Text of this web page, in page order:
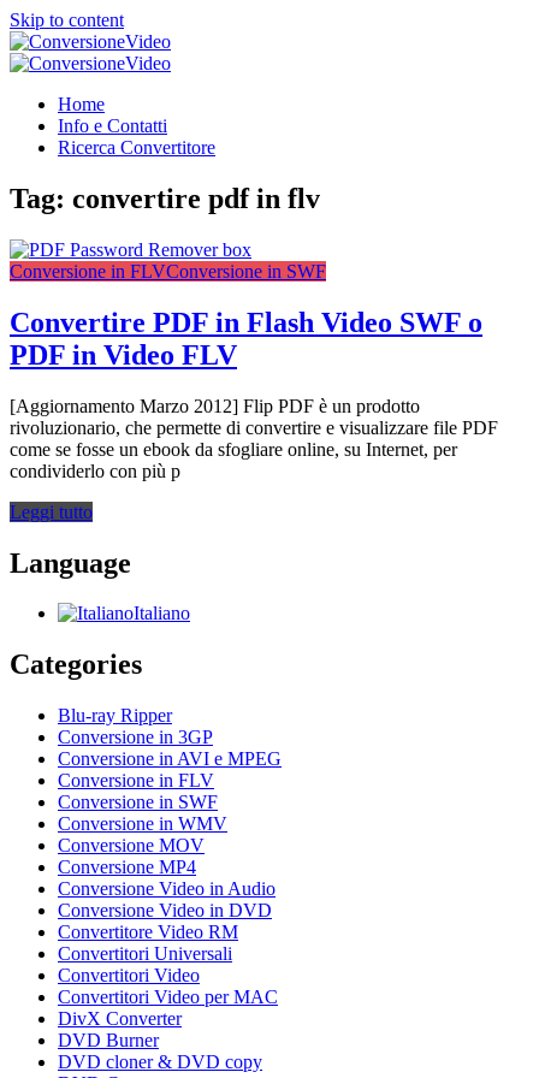
Skip to content
ConversioneVideo
Video Converter Software Offline App
Home
Info e Contatti
Ricerca Convertitore
Tag: convertire pdf in flv
Conversione in FLVConversione in SWF
Convertire PDF in Flash Video SWF o
PDF in Video FLV
[Aggiornamento Marzo 2012] Flip PDF è un prodotto
rivoluzionario, che permette di convertire e visualizzare file PDF
come se fosse un ebook da sfogliare online, su Internet, per
condividerlo con più p
Leggi tutto
Language
Italiano
Categories
Blu-ray Ripper
Conversione in 3GP
Conversione in AVI e MPEG
Conversione in FLV
Conversione in SWF
Conversione in WMV
Conversione MOV
Conversione MP4
Conversione Video in Audio
Conversione Video in DVD
Convertitore Video RM
Convertitori Universali
Convertitori Video
Convertitori Video per MAC
DivX Converter
DVD Burner
DVD cloner & DVD copy